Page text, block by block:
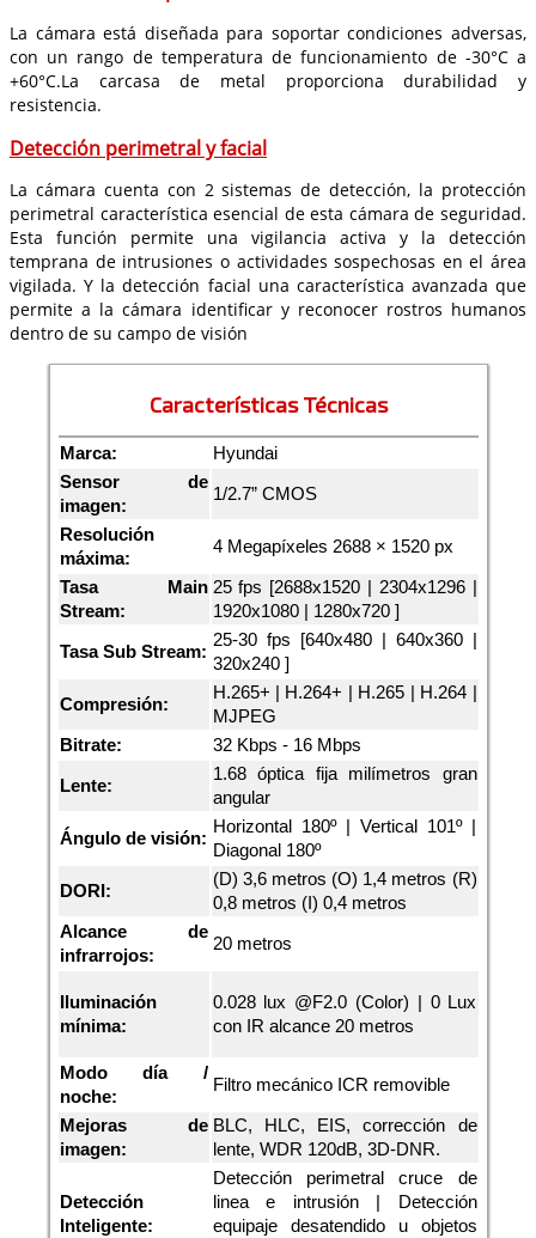
La cámara está diseñada para soportar condiciones adversas,
con un rango de temperatura de funcionamiento de -30°C a
+60°C.La carcasa de metal proporciona durabilidad y
resistencia.
Detección perimetral y facial
La cámara cuenta con 2 sistemas de detección, la protección
perimetral característica esencial de esta cámara de seguridad.
Esta función permite una vigilancia activa y la detección
temprana de intrusiones o actividades sospechosas en el área
vigilada. Y la detección facial una característica avanzada que
permite a la cámara identificar y reconocer rostros humanos
dentro de su campo de visión
Características Técnicas
Marca:
Hyundai
Sensor de
imagen:
1/2.7” CMOS
Resolución
máxima:
4 Megapíxeles 2688 × 1520 px
Tasa Main
Stream:
25 fps [2688x1520 | 2304x1296 |
1920x1080 | 1280x720 ]
Tasa Sub Stream:
25-30 fps [640x480 | 640x360 |
320x240 ]
Compresión:
H.265+ | H.264+ | H.265 | H.264 |
MJPEG
Bitrate:
32 Kbps - 16 Mbps
Lente:
1.68 óptica fija milímetros gran
angular
Ángulo de visión:
Horizontal 180º | Vertical 101º |
Diagonal 180º
DORI:
(D) 3,6 metros (O) 1,4 metros (R)
0,8 metros (I) 0,4 metros
Alcance de
infrarrojos:
20 metros
Iluminación
mínima:
0.028 lux @F2.0 (Color) | 0 Lux
con IR alcance 20 metros
Modo día /
noche:
Filtro mecánico ICR removible
Mejoras de
imagen:
BLC, HLC, EIS, corrección de
lente, WDR 120dB, 3D-DNR.
Detección
Inteligente:
Detección perimetral cruce de
linea e intrusión | Detección
equipaje desatendido u objetos